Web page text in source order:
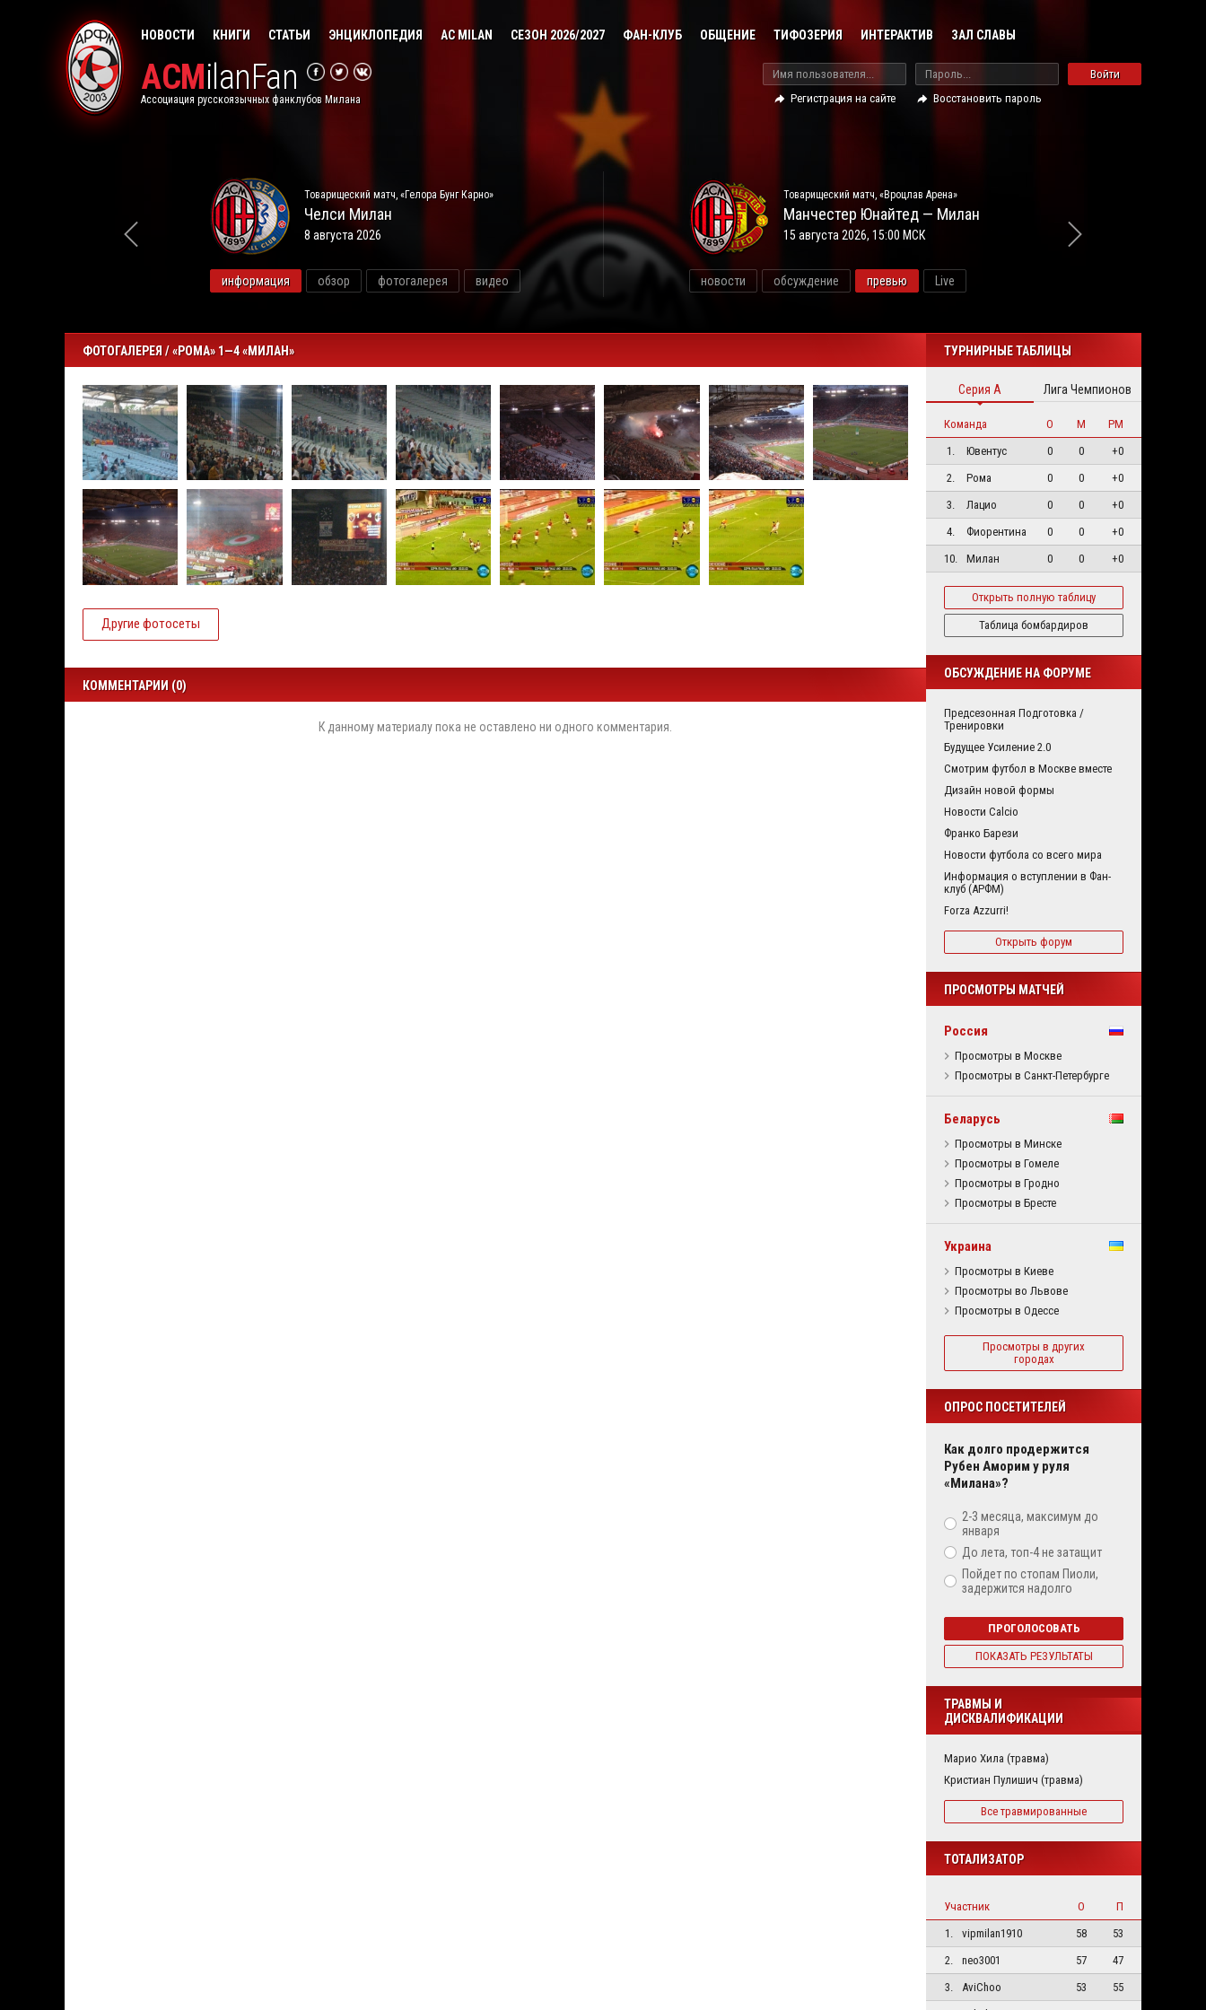
НОВОСТИ КНИГИ СТАТЬИ ЭНЦИКЛОПЕДИЯ AC MILAN СЕЗОН 2026/2027 ФАН-КЛУБ ОБЩЕНИЕ ТИФОЗЕРИЯ ИНТЕРАКТИВ ЗАЛ СЛАВЫ
ACMilanFan
Ассоциация русскоязычных фанклубов Милана
Войти
Регистрация на сайте
Восстановить пароль
Товарищеский матч, «Гелора Бунг Карно»
Челси Милан
8 августа 2026
информация обзор фотогалерея видео
Товарищеский матч, «Вроцлав Арена»
Манчестер Юнайтед — Милан
15 августа 2026, 15:00 МСК
новости обсуждение превью Live
ФОТОГАЛЕРЕЯ / «РОМА» 1—4 «МИЛАН»
Другие фотосеты
КОММЕНТАРИИ (0)
К данному материалу пока не оставлено ни одного комментария.
ТУРНИРНЫЕ ТАБЛИЦЫ
Серия А Лига Чемпионов
Команда О М
РМ
1.
Ювентус 0 0
+0
2.
Рома 0 0
+0
3.
Лацио 0 0
+0
4.
Фиорентина 0 0
+0
10.
Милан 0 0 +0
Открыть полную таблицу
Таблица бомбардиров
ОБСУЖДЕНИЕ НА ФОРУМЕ
Предсезонная Подготовка /
Тренировки
Будущее Усиление 2.0
Смотрим футбол в Москве вместе
Дизайн новой формы
Новости Calcio
Франко Барези
Новости футбола со всего мира
Информация о вступлении в Фан-
клуб (АРФМ)
Forza Azzurri!
Открыть форум
ПРОСМОТРЫ МАТЧЕЙ
Россия
Просмотры в Москве
Просмотры в Санкт-Петербурге
Беларусь
Просмотры в Минске
Просмотры в Гомеле
Просмотры в Гродно
Просмотры в Бресте
Украина
Просмотры в Киеве
Просмотры во Львове
Просмотры в Одессе
Просмотры в других
городах
ОПРОС ПОСЕТИТЕЛЕЙ
Как долго продержится
Рубен Аморим у руля
«Милана»?
2-3 месяца, максимум до
января
До лета, топ-4 не затащит
Пойдет по стопам Пиоли,
задержится надолго
ПРОГОЛОСОВАТЬ
ПОКАЗАТЬ РЕЗУЛЬТАТЫ
ТРАВМЫ И
ДИСКВАЛИФИКАЦИИ
Марио Хила (травма)
Кристиан Пулишич (травма)
Все травмированные
ТОТАЛИЗАТОР
Участник О
П
1.
vipmilan1910 58
53
2.
neo3001 57
47
3.
AviChoo 53
55